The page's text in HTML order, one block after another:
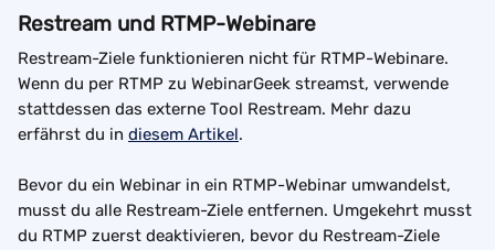
Restream und RTMP-Webinare
Restream-Ziele funktionieren nicht für RTMP-Webinare.
Wenn du per RTMP zu WebinarGeek streamst, verwende
stattdessen das externe Tool Restream. Mehr dazu
erfährst du in diesem Artikel.
Bevor du ein Webinar in ein RTMP-Webinar umwandelst,
musst du alle Restream-Ziele entfernen. Umgekehrt musst
du RTMP zuerst deaktivieren, bevor du Restream-Ziele